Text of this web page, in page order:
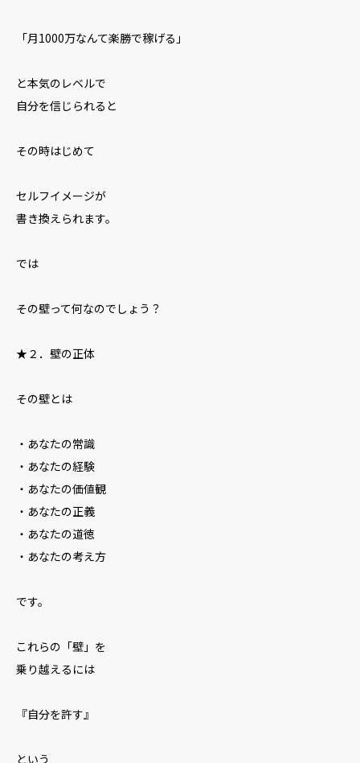
「月1000万なんて楽勝で稼げる」
と本気のレベルで
自分を信じられると
その時はじめて
セルフイメージが
書き換えられます。
では
その壁って何なのでしょう？
★２．壁の正体
その壁とは
・あなたの常識
・あなたの経験
・あなたの価値観
・あなたの正義
・あなたの道徳
・あなたの考え方
です。
これらの「壁」を
乗り越えるには
『自分を許す』
という